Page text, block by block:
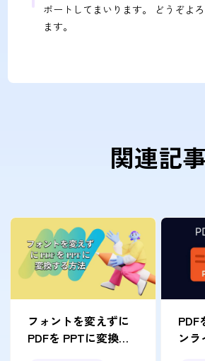
ポートしてまいります。 どうぞよ
ます。
関連記事
フォントを変えずに
PDFを PPTに変換す
PDF
ンラ